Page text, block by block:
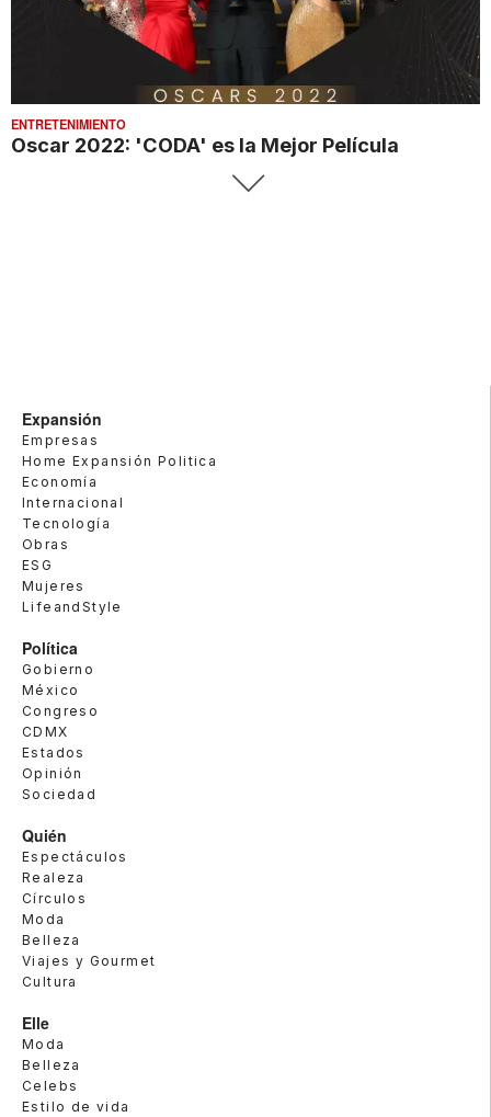
ENTRETENIMIENTO
Oscar 2022: 'CODA' es la Mejor Película
Expansión
Empresas
Home Expansión Politica
Economía
Internacional
Tecnología
Obras
ESG
Mujeres
LifeandStyle
Política
Gobierno
México
Congreso
CDMX
Estados
Opinión
Sociedad
Quién
Espectáculos
Realeza
Círculos
Moda
Belleza
Viajes y Gourmet
Cultura
Elle
Moda
Belleza
Celebs
Estilo de vida